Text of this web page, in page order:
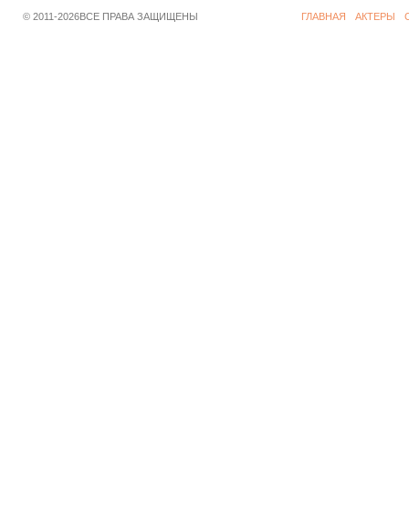
© 2011-2026ВСЕ ПРАВА ЗАЩИЩЕНЫ ГЛАВНАЯ АКТЕРЫ